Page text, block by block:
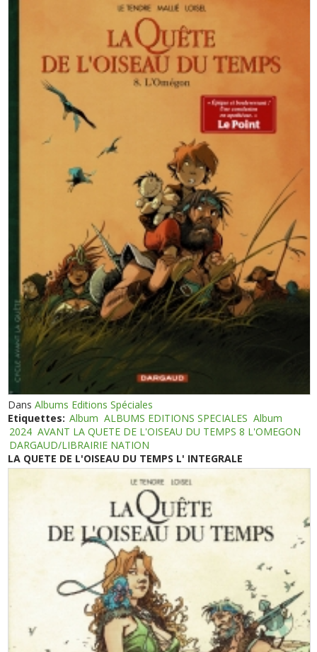
DansAlbums Editions Spéciales
Etiquettes: Album ALBUMS EDITIONS SPECIALES Album
2024 AVANT LA QUETE DE L'OISEAU DU TEMPS 8 L'OMEGON
DARGAUD/LIBRAIRIE NATION
LA QUETE DE L'OISEAU DU TEMPS L' INTEGRALE